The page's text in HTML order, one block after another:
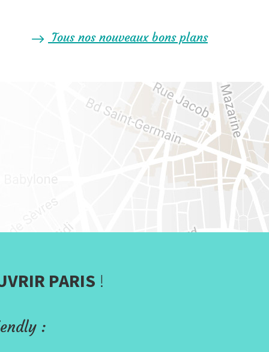
Tous nos nouveaux bons plans
PARIS !
: